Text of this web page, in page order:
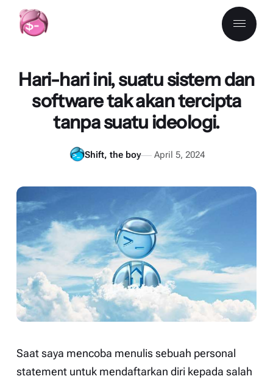
Hari-hari ini, suatu sistem dan
software tak akan tercipta
tanpa suatu ideologi.
Shift, the boy April 5, 2024
Saat saya mencoba menulis sebuah personal
statementuntuk mendaftarkan diri kepada salah